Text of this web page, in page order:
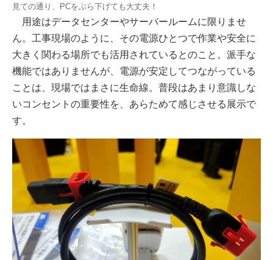
見ての通り、PCをぶら下げても大丈夫！
用途はデータセンターやサーバールームに限りませ
ん。工事現場のように、その電源ひとつで作業や安全に
大きく関わる場所でも活用されているとのこと。派手な
機能ではありませんが、電源が安定してつながっている
ことは、現場ではまさに生命線。普段はあまり意識しな
いコンセントの重要性を、あらためて感じさせる展示で
す。